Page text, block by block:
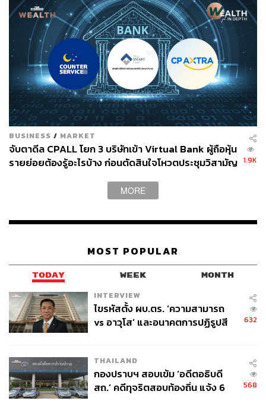
BUSINESS / MARKET
จับตาดีล CPALL โยก 3 บริษัทเข้า Virtual Bank ผู้ถือหุ้น
รายย่อยต้องรู้อะไรบ้าง ก่อนตัดสินใจโหวตประชุมวิสามัญ 1.9K
MORE
MOST POPULAR
TODAY WEEK MONTH
INTERVIEW
ไขรหัสตั้ง ผบ.ตร. ‘ความสามารถ
vs อาวุโส’ และอนาคตการปฏิรูปสี
632
THAILAND
กองปราบฯ สอบเข้ม ‘อดีตอธิบดี
สถ.’ คดีทุจริตสอบท้องถิ่น แจ้ง 6
568